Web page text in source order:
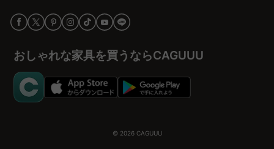
おしゃれな家具を買うならCAGUUU
© 2026 CAGUUU